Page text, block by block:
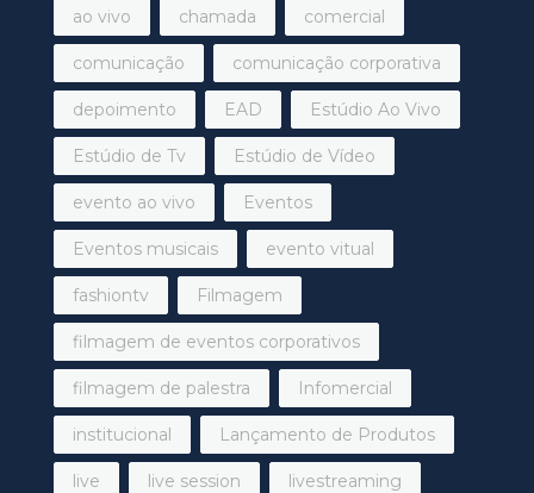
ao vivo chamada comercial
comunicação comunicação corporativa
depoimento EAD Estúdio Ao Vivo
Estúdio de Tv Estúdio de Vídeo
evento ao vivo Eventos
Eventos musicais evento vitual
fashiontv Filmagem
filmagem de eventos corporativos
filmagem de palestra Infomercial
institucional Lançamento de Produtos
live live session livestreaming